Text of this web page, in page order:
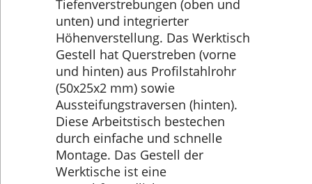
Tiefenverstrebungen (oben und
unten) und integrierter
Höhenverstellung. Das Werktisch
Gestell hat Querstreben (vorne
und hinten) aus Profilstahlrohr
(50x25x2 mm) sowie
Aussteifungstraversen (hinten).
Diese Arbeitstisch bestechen
durch einfache und schnelle
Montage. Das Gestell der
Werktische ist eine